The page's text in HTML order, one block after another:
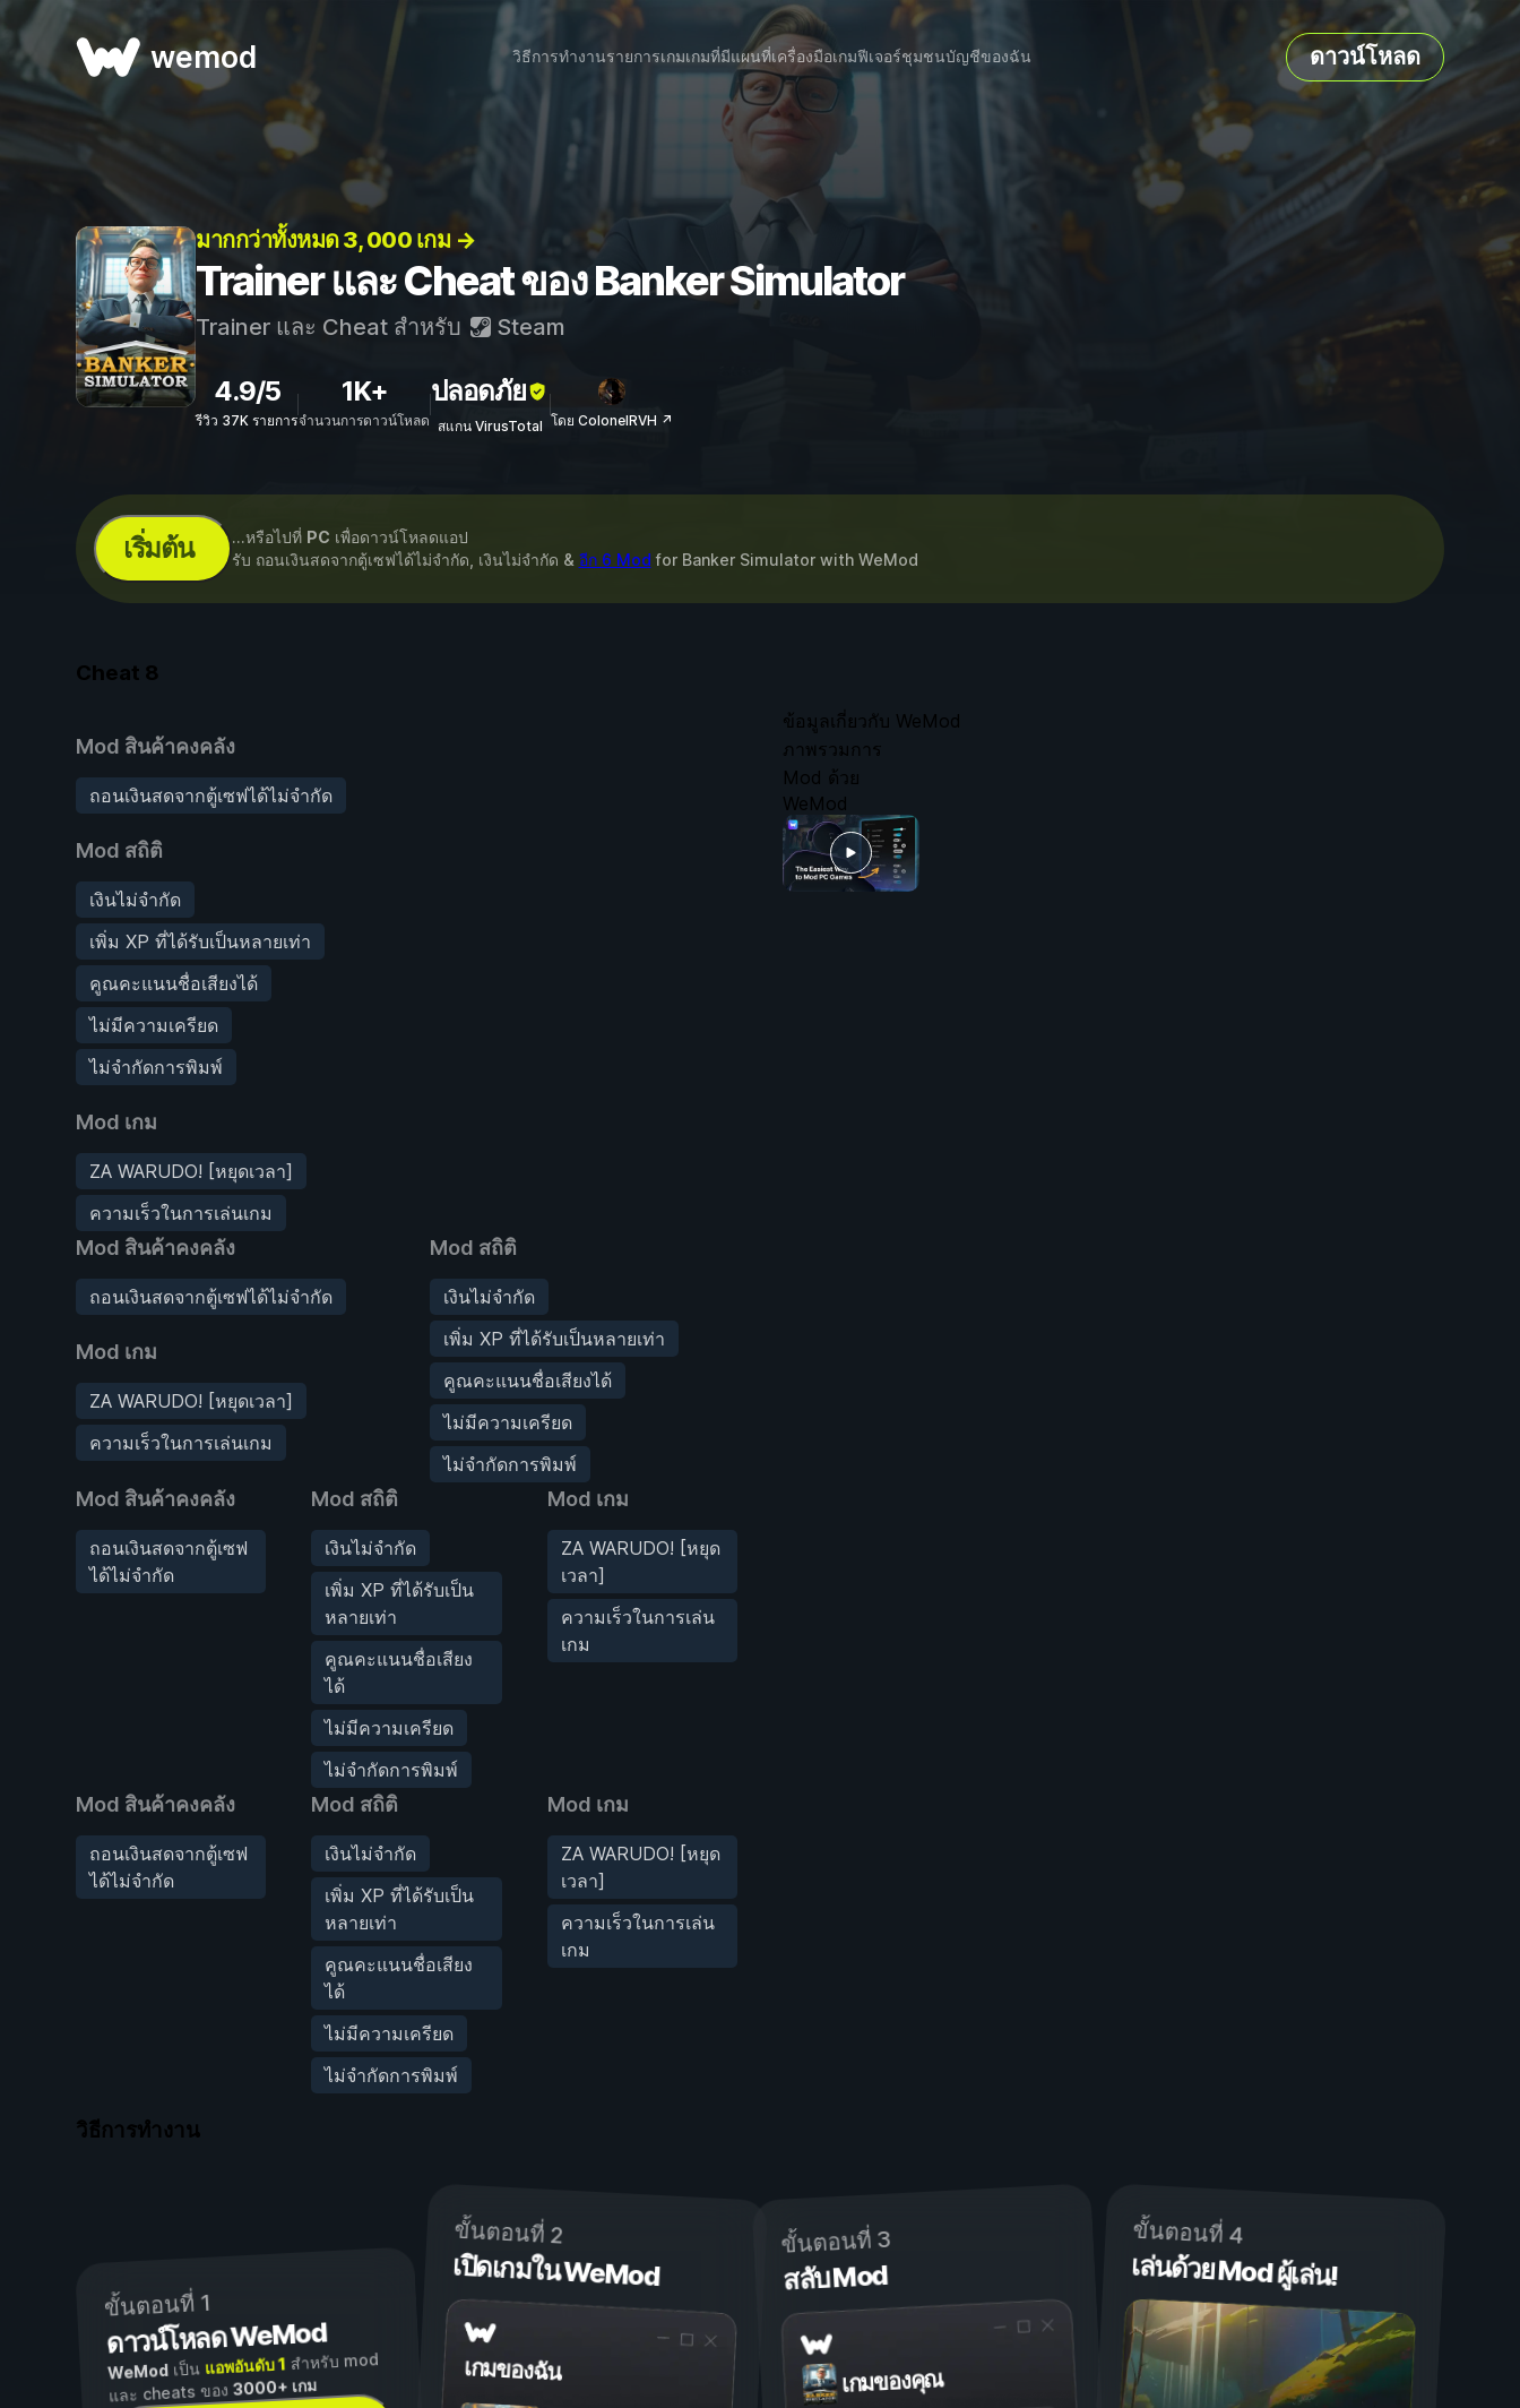
wemod วิธีการทำงานรายการเกมเกมที่มีแผนที่เครื่องมือเกมฟีเจอร์ชุมชนบัญชีของฉัน ดาวน์โหลด
มากกว่าทั้งหมด 3, 000 เกม →
Trainer และ Cheat ของ Banker Simulator
Trainer และ Cheat สำหรับ Steam
4.9/5
รีวิว 37K รายการ
1K+
จำนวนการดาวน์โหลด
ปลอดภัย
สแกน VirusTotal โดย ColonelRVH ↗
เริ่มต้น ...หรือไปที่ PC เพื่อดาวน์โหลดแอป
รับ ถอนเงินสดจากตู้เซฟได้ไม่จำกัด, เงินไม่จำกัด & อีก 6 Mod for Banker Simulatorwith WeMod
Cheat 8
Mod สินค้าคงคลัง
ถอนเงินสดจากตู้เซฟได้ไม่จำกัด
Mod สถิติ
เงินไม่จำกัด
เพิ่ม XP ที่ได้รับเป็นหลายเท่า
คูณคะแนนชื่อเสียงได้
ไม่มีความเครียด
ไม่จำกัดการพิมพ์
Mod เกม
ZA WARUDO! [หยุดเวลา]
ความเร็วในการเล่นเกม
Mod สินค้าคงคลัง
ถอนเงินสดจากตู้เซฟได้ไม่จำกัด
Mod เกม
ZA WARUDO! [หยุดเวลา]
ความเร็วในการเล่นเกม
Mod สถิติ
เงินไม่จำกัด
เพิ่ม XP ที่ได้รับเป็นหลายเท่า
คูณคะแนนชื่อเสียงได้
ไม่มีความเครียด
ไม่จำกัดการพิมพ์
Mod สินค้าคงคลัง
ถอนเงินสดจากตู้เซฟ
ได้ไม่จำกัด
Mod สถิติ
เงินไม่จำกัด
เพิ่ม XP ที่ได้รับเป็น
หลายเท่า
คูณคะแนนชื่อเสียง
ได้
ไม่มีความเครียด
ไม่จำกัดการพิมพ์
Mod เกม
ZA WARUDO! [หยุด
เวลา]
ความเร็วในการเล่น
เกม
Mod สินค้าคงคลัง
ถอนเงินสดจากตู้เซฟ
ได้ไม่จำกัด
Mod สถิติ
เงินไม่จำกัด
เพิ่ม XP ที่ได้รับเป็น
หลายเท่า
คูณคะแนนชื่อเสียง
ได้
ไม่มีความเครียด
ไม่จำกัดการพิมพ์
Mod เกม
ZA WARUDO! [หยุด
เวลา]
ความเร็วในการเล่น
เกม
ข้อมูลเกี่ยวกับ WeMod
ภาพรวมการ
Mod ด้วย
WeMod
วิธีการทำงาน
ขั้นตอนที่ 1
ดาวน์โหลด WeMod
WeModเป็น แอพอันดับ 1 สำหรับ mod
และ cheats ของ3000+ เกม
ขั้นตอนที่ 2
เปิดเกมใน WeMod
เกมของฉัน
ขั้นตอนที่ 3
สลับ Mod
เกมของคุณ
ขั้นตอนที่ 4
เล่นด้วย Mod ผู้เล่น!